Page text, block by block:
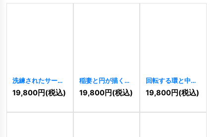
洗練されたサーク
ルスタイルの
「AS」のロゴ
19,800円(税込)
稲妻と円が描くエ
ネルギッシュなロ
ゴ [ 11476 ]
19,800円(税込)
回転する環と中心
のロゴ[11468]
19,800円(税込)